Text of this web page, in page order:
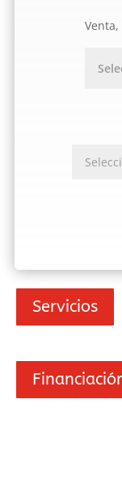
Servicios